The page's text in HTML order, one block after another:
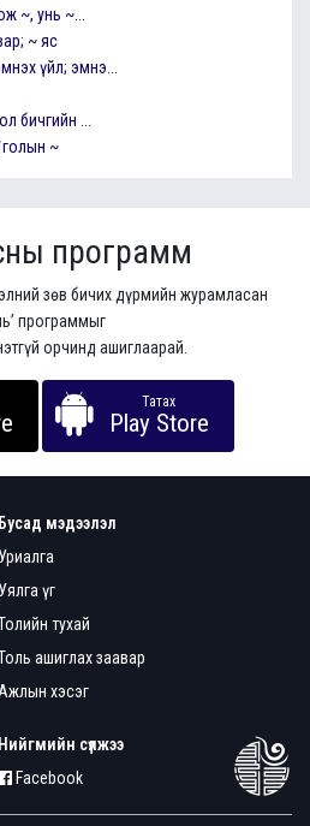
~, унь ~...
~ яс
үйл; эмнэ...
бичгийн ...
голын ~
программ
зөв бичих дүрмийн журамласан
программыг
орчинд ашиглаарай.
Татах
Play Store
Бусад мэдээлэл
Уриалга
Уялга үг
тухай
ашиглах заавар
хэсэг
Нийгмийн сүлжээ
Facebook